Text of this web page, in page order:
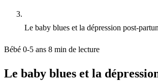
Le baby blues et la dépression post-
Bébé 0-5 ans 8 min de lecture
Le baby blues et la